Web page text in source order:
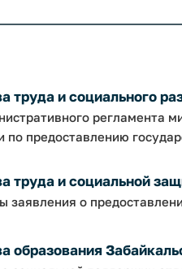
труда и социального
регламента
по предоставлению
труда и социальной
о
образования